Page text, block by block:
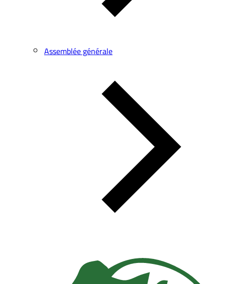
Assemblée générale